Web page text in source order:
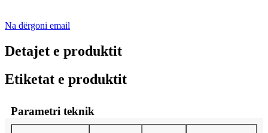
Na dërgoni email
Detajet e produktit
Etiketat e produktit
Parametri teknik